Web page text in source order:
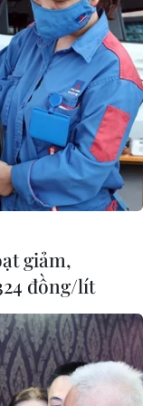
Tp. Hồ Chí Minh
giảm,
đồng/lít